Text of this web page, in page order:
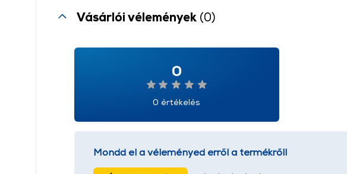
Vásárlói vélemények (0)
0
0 értékelés
Mondd el a véleményed erről a termékről!